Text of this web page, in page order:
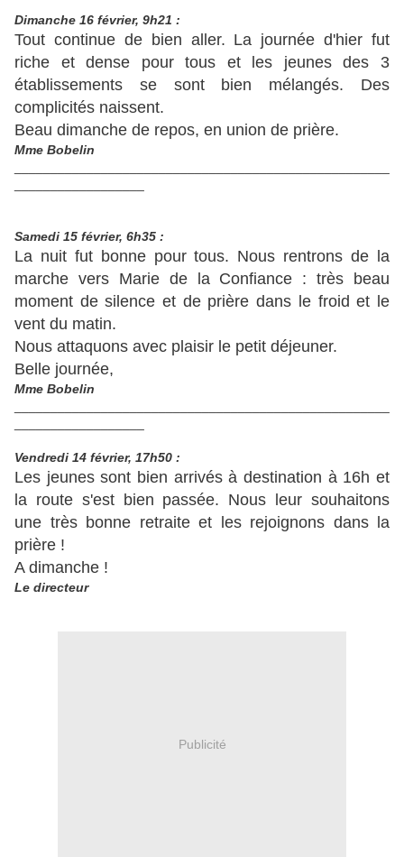
Dimanche 16 février, 9h21 :
Tout continue de bien aller. La journée d'hier fut
riche et dense pour tous et les jeunes des 3
établissements se sont bien mélangés. Des
complicités naissent.
Beau dimanche de repos, en union de prière.
Mme Bobelin
Samedi 15 février, 6h35 :
La nuit fut bonne pour tous. Nous rentrons de la
marche vers Marie de la Confiance : très beau
moment de silence et de prière dans le froid et le
vent du matin.
Nous attaquons avec plaisir le petit déjeuner.
Belle journée,
Mme Bobelin
Vendredi 14 février, 17h50 :
Les jeunes sont bien arrivés à destination à 16h et
la route s'est bien passée. Nous leur souhaitons
une très bonne retraite et les rejoignons dans la
prière !
A dimanche !
Le directeur
Publicité